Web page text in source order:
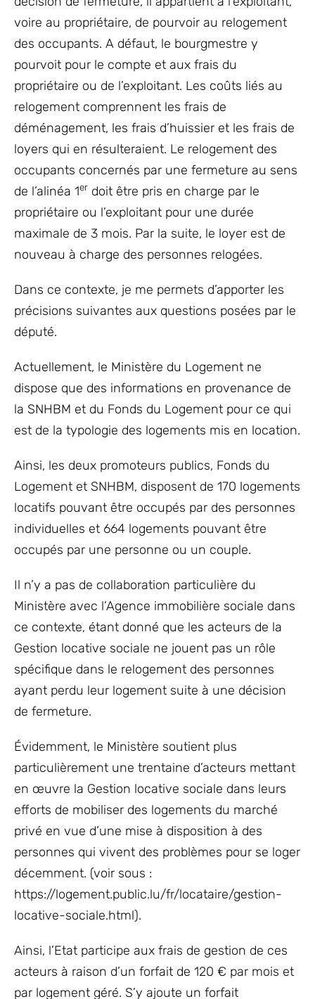
voire au propriétaire, de pourvoir au relogement
des occupants. A défaut, le bourgmestre y
pourvoit pour le compte et aux frais du
propriétaire ou de l’exploitant. Les coûts liés au
relogement comprennent les frais de
déménagement, les frais d’huissier et les frais de
loyers qui en résulteraient. Le relogement des
occupants concernés par une fermeture au sens
de l’alinéa 1er doit être pris en charge par le
propriétaire ou l’exploitant pour une durée
maximale de 3 mois. Par la suite, le loyer est de
nouveau à charge des personnes relogées.
Dans ce contexte, je me permets d’apporter les
précisions suivantes aux questions posées par le
député.
Actuellement, le Ministère du Logement ne
dispose que des informations en provenance de
la SNHBM et du Fonds du Logement pour ce qui
est de la typologie des logements mis en location.
Ainsi, les deux promoteurs publics, Fonds du
Logement et SNHBM, disposent de 170 logements
locatifs pouvant être occupés par des personnes
individuelles et 664 logements pouvant être
occupés par une personne ou un couple.
Il n’y a pas de collaboration particulière du
Ministère avec l’Agence immobilière sociale dans
ce contexte, étant donné que les acteurs de la
Gestion locative sociale ne jouent pas un rôle
spécifique dans le relogement des personnes
ayant perdu leur logement suite à une décision
de fermeture.
Évidemment, le Ministère soutient plus
particulièrement une trentaine d’acteurs mettant
en œuvre la Gestion locative sociale dans leurs
efforts de mobiliser des logements du marché
privé en vue d’une mise à disposition à des
personnes qui vivent des problèmes pour se loger
décemment. (voir sous :
https://logement.public.lu/fr/locataire/gestion-
locative-sociale.html).
Ainsi, l’Etat participe aux frais de gestion de ces
acteurs à raison d’un forfait de 120 € par mois et
par logement géré. S’y ajoute un forfait